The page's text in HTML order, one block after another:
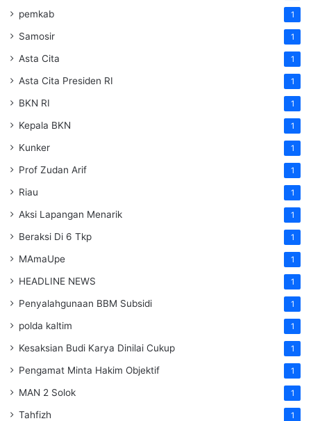
pemkab 1
Samosir 1
Asta Cita 1
Asta Cita Presiden RI 1
BKN RI 1
Kepala BKN 1
Kunker 1
Prof Zudan Arif 1
Riau 1
Aksi Lapangan Menarik 1
Beraksi Di 6 Tkp 1
MAmaUpe 1
HEADLINE NEWS 1
Penyalahgunaan BBM Subsidi 1
polda kaltim 1
Kesaksian Budi Karya Dinilai Cukup 1
Pengamat Minta Hakim Objektif 1
MAN 2 Solok 1
Tahfizh 1